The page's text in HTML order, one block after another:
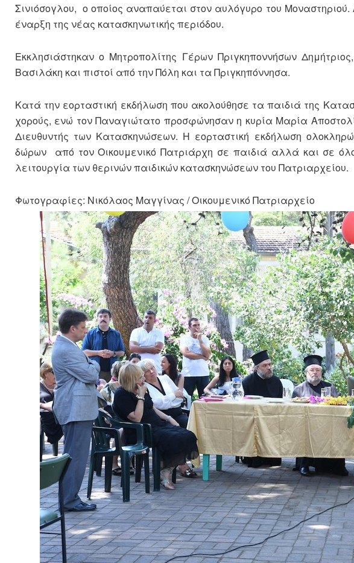
Σινιόσογλου, ο οποίος αναπαύεται στον αυλόγυρο του
έναρξη της νέας κατασκηνωτικής περιόδου.
Εκκλησιάστηκαν ο Μητροπολίτης Γέρων Πριγκηποννήσων
Βασιλάκη και πιστοί από την Πόλη και τα Πριγκηπόννησα.
Κατά την εορταστική εκδήλωση που ακολούθησε τα παιδιά της
χορούς, ενώ τον Παναγιώτατο προσφώνησαν η κυρία Μαρία
Διευθυντής των Κατασκηνώσεων. Η εορταστική εκδήλωση
δώρων από τον Οικουμενικό Πατριάρχη σε παιδιά αλλά και σε
λειτουργία των θερινών παιδικών κατασκηνώσεων του Πατριαρχείου.
Φωτογραφίες: Νικόλαος Μαγγίνας / Οικουμενικό Πατριαρχείο